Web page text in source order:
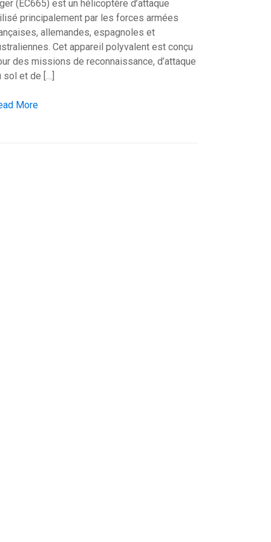
(EC665) est un hélicoptère d’attaque
principalement par les forces armées
allemandes, espagnoles et
Cet appareil polyvalent est conçu
des missions de reconnaissance, d’attaque
sol et de […]
Helicopters Tiger EC665: un hélico d’attaque
More